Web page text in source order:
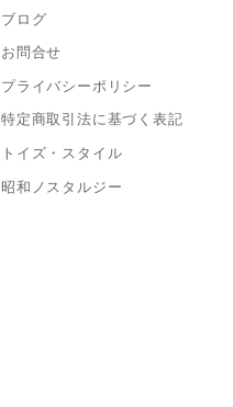
ブログ
お問合せ
プライバシーポリシー
特定商取引法に基づく表記
トイズ・スタイル
昭和ノスタルジー